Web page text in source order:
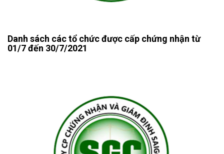
Danh sách các tổ chức được cấp chứng nhận từ
01/7 đến 30/7/2021